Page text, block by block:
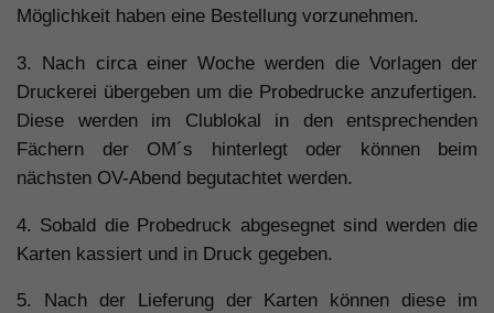
Möglichkeit haben eine Bestellung vorzunehmen.
3. Nach circa einer Woche werden die Vorlagen der
Druckerei übergeben um die Probedrucke anzufertigen.
Diese werden im Clublokal in den entsprechenden
Fächern der OM´s hinterlegt oder können beim
nächsten OV-Abend begutachtet werden.
4. Sobald die Probedruck abgesegnet sind werden die
Karten kassiert und in Druck gegeben.
5. Nach der Lieferung der Karten können diese im